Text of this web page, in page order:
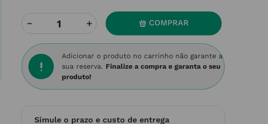
＋
－ COMPRAR
Adicionar o produto no carrinho não garante a
sua reserva. Finalize a compra e garanta o seu
produto!
Simule o prazo e custo de entrega